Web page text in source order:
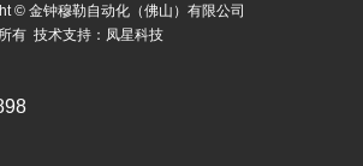
© 金钟穆勒自动化（佛山）有限公司
有 技术支持： 凤星科技